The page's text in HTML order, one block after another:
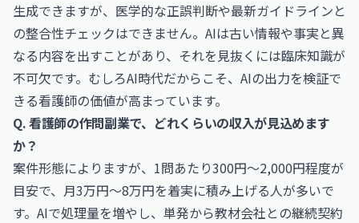
生成できますが、医学的な正誤判断や最新ガイドラインと
の整合性チェックはできません。AIは古い情報や事実と異
なる内容を出すことがあり、それを見抜くには臨床知識が
不可欠です。むしろAI時代だからこそ、AIの出力を検証で
きる看護師の価値が高まっています。
Q. 看護師の作問副業で、どれくらいの収入が見込めます
か？
案件形態によりますが、1問あたり300円〜2,000円程度が
目安で、月3万円〜8万円を着実に積み上げる人が多いで
す。AIで処理量を増やし、単発から教材会社との継続契約